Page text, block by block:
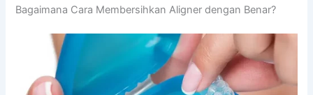
Bagaimana Cara Membersihkan Aligner dengan Benar?